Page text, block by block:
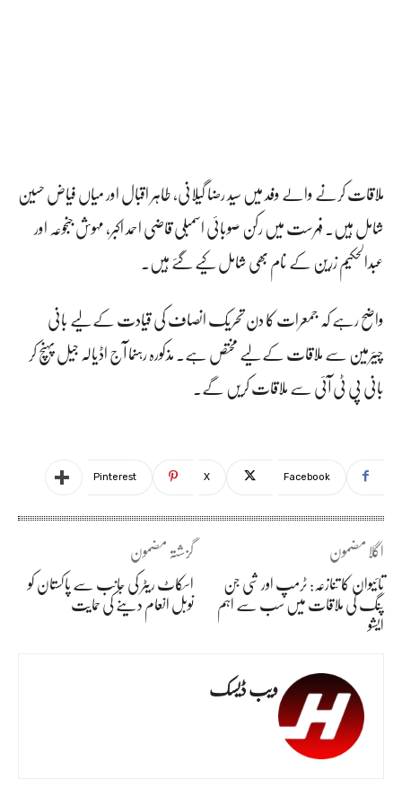
ملاقات کرنے والے وفد میں سید رضا گیلانی، طاہر اقبال اور میاں فیاض حسین
شامل ہیں۔ فہرست میں رکن صوبائی اسمبلی قاضی احمد اکبر، مہوش جنجوعہ اور
عبدالحکیم زرین کے نام بھی شامل کیے گئے ہیں۔
واضح رہے کہ جمعرات کا دن تحریک انصاف کی قیادت کے لیے بانی
چیئرمین سے ملاقات کے لیے مختص ہے۔ مذکورہ رہنما آج اڈیالہ جیل پہنچ کر
بانی پی ٹی آئی سے ملاقات کریں گے۔
Facebook
X
Pinterest
گزشتہ مضمون
اسکاٹ ریٹر کی جانب سے پاکستان کو
نوبل انعام دینے کی حمایت
اگلا مضمون
تائیوان کا تنازعہ: ٹرمپ اور شی جن
پنگ کی ملاقات میں سب سے اہم
ایشو
ویب ڈیسک